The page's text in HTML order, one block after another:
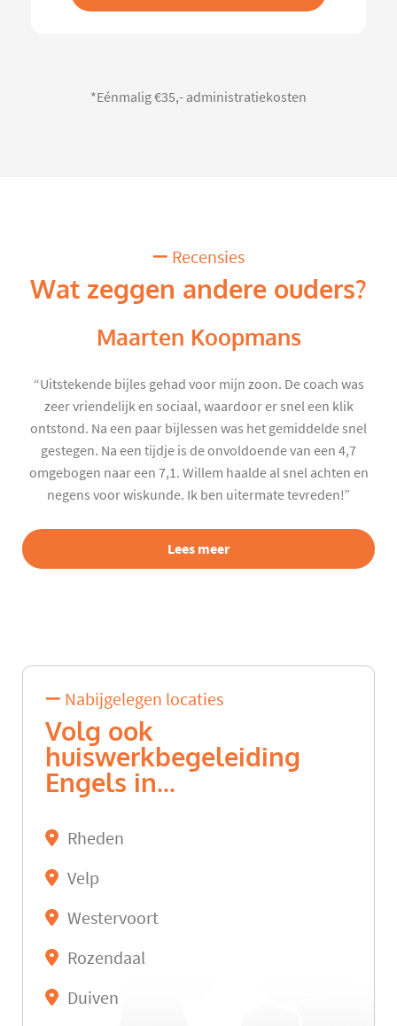
*Eénmalig €35,- administratiekosten
Recensies
Wat zeggen andere ouders?
Maarten Koopmans
“Uitstekende bijles gehad voor mijn zoon. De coach was
zeer vriendelijk en sociaal, waardoor er snel een klik
ontstond. Na een paar bijlessen was het gemiddelde snel
gestegen. Na een tijdje is de onvoldoende van een 4,7
omgebogen naar een 7,1. Willem haalde al snel achten en
negens voor wiskunde. Ik ben uitermate tevreden!”
Lees meer
Nabijgelegen locaties
Volg ook
huiswerkbegeleiding
Engels in...
Rheden
Velp
Westervoort
Rozendaal
Duiven